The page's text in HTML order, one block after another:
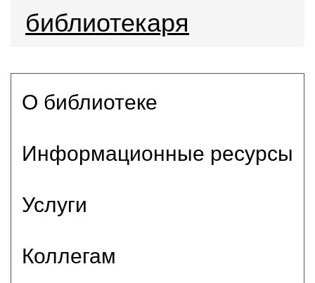
библиотекаря
О библиотеке
Информационные ресурсы
Услуги
Коллегам